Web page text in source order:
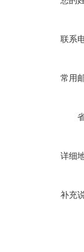
联系
常用
详细
补充